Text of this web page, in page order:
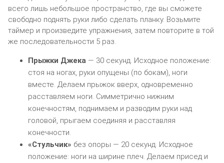
всего лишь небольшое пространство, где вы сможете
свободно поднять руки либо сделать планку. Возьмите
таймер и произведите упражнения, затем повторите в той
же последовательности 5 раз.
Прыжки Джека — 30 секунд. Исходное положение:
стоя на ногах, руки опущены (по бокам), ноги
вместе. Делаем прыжок вверх, одновременно
расставляем ноги. Симметрично нижним
конечностям, поднимаем и разводим руки над
головой, прыгаем соединяя и расставляя
конечности.
«Стульчик» без опоры — 20 секунд. Исходное
положение: ноги на ширине плеч. Делаем присед и